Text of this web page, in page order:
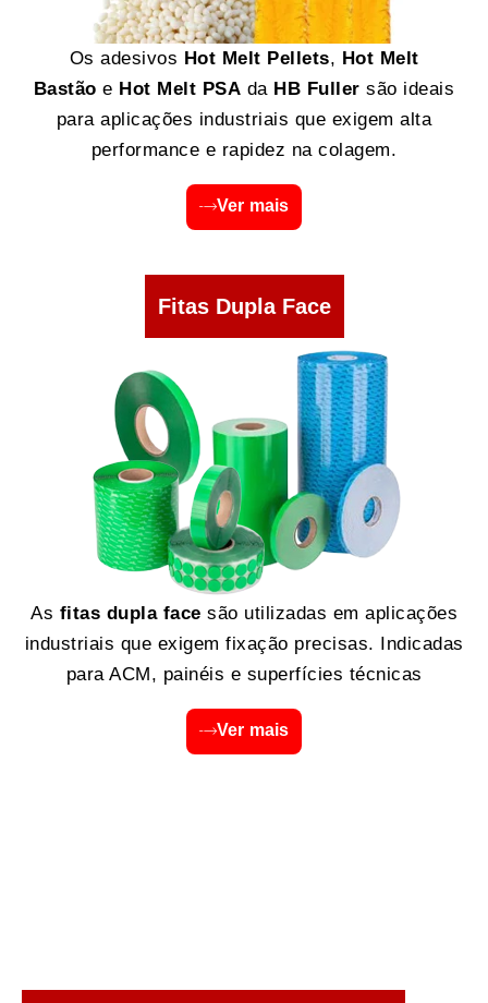
Os adesivos Hot Melt Pellets, Hot Melt
Bastão e Hot Melt PSA da HB Fuller são ideais
para aplicações industriais que exigem alta
performance e rapidez na colagem.
Ver mais
Fitas Dupla Face
As fitas dupla face são utilizadas em aplicações
industriais que exigem fixação precisas. Indicadas
para ACM, painéis e superfícies técnicas
Ver mais